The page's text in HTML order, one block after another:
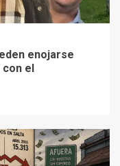
enojarse
con el